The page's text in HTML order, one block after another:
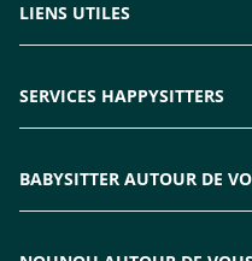
LIENS UTILES
Faire une demande
Rejoindre l'équipe
SERVICES HAPPYSITTERS
Garde enfant mercredi
BABYSITTER AUTOUR DE